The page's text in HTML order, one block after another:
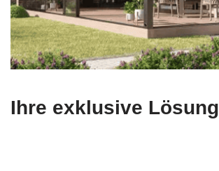
Ihre exklusive Lösung